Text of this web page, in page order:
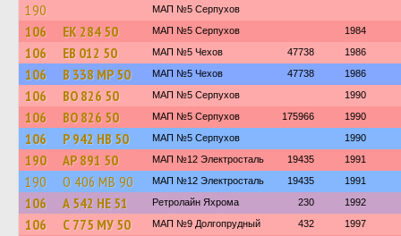
190 МАП №5 Серпухов
106 ЕК 284 50 МАП №5 Серпухов 1984
106 ЕВ 012 50 МАП №5 Чехов 47738 1986
106 В 338 МР 50 МАП №5 Чехов 47738 1986
106 ВО 826 50 МАП №5 Серпухов 1990
106 ВО 826 50 МАП №5 Серпухов 175966 1990
106 Р 942 НВ 50 МАП №5 Серпухов 1990
190 АР 891 50 МАП №12 Электросталь 19435 1991
190 О 406 МВ 90 МАП №12 Электросталь 19435 1991
106 А 542 НЕ 51 Ретролайн Яхрома 230 1992
106 С 775 МУ 50 МАП №9 Долгопрудный 432 1997